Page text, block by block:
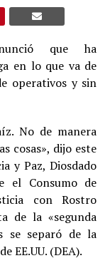
que ha
en lo que va de
operativos y sin
No de manera
cosas», dijo este
y Paz, Diosdado
el Consumo de
con Rostro
de la «segunda
se separó de la
EE.UU. (DEA).